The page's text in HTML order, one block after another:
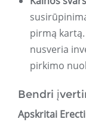
pirmą
nusveria
pirkimo
Bendri
Apskritai